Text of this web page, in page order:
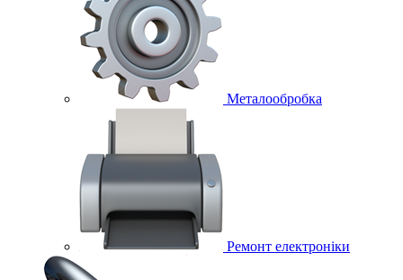
Металообробка
Ремонт електроніки